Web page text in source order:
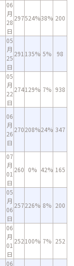
06
月
28
日
297524%38% 200
05
月
25
日
291 135% 5% 98
05
月
22
日
274129% 7% 938
06
月
26
日
270208%24% 347
07
月
01
日
260 0% 42% 165
05
月
06
日
257226% 8% 200
06
月
01
日
252100% 7% 252
06